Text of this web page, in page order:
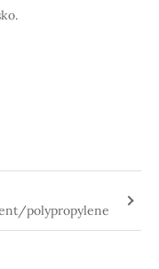
polypropylene